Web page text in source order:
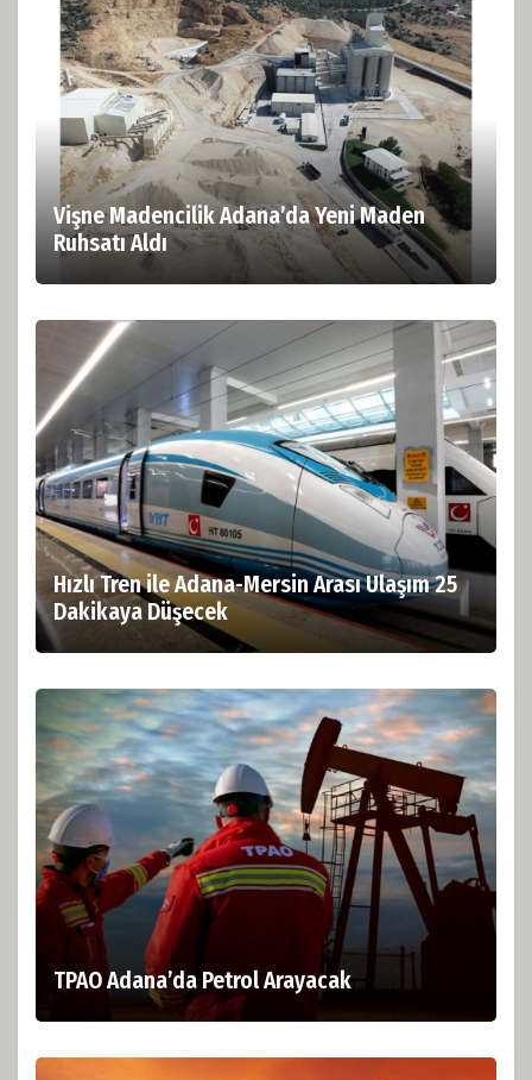
Vişne Madencilik Adana’da Yeni Maden
Ruhsatı Aldı
Hızlı Tren ile Adana-Mersin Arası Ulaşım 25
Dakikaya Düşecek
TPAO Adana’da Petrol Arayacak